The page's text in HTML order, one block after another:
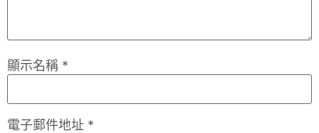
顯示名稱 *
電子郵件地址 *